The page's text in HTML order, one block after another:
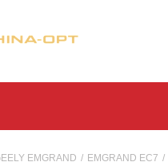
EMGRAND / EMGRAND EC7 /